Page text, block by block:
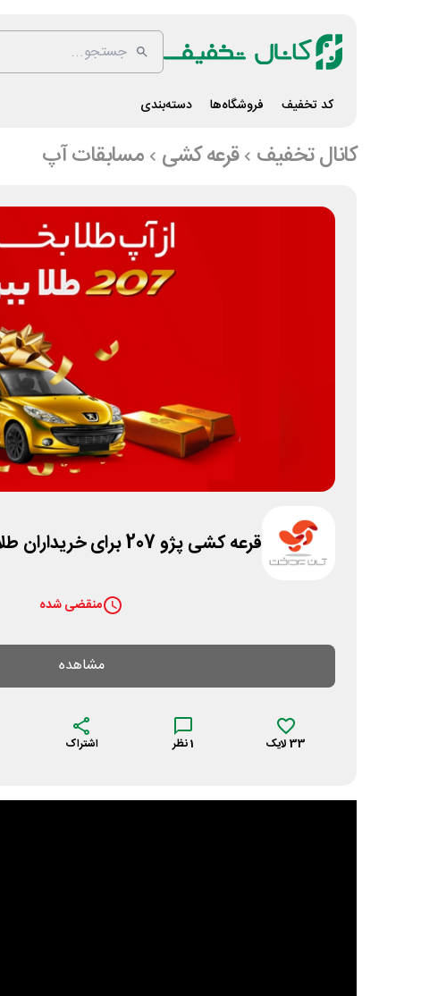
کد تخفیف فروشگاه‌ها دسته‌بندی
کانال تخفیف قرعه کشی مسابقات آپ
قرعه کشی پژو 207 برای خریداران طلا در اپلیکیشن آپ
منقضی شده
مشاهده
33 لایک 1نظر اشتراک